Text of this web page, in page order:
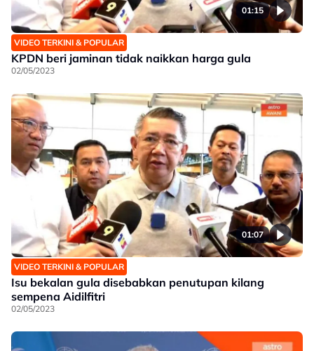
01:15
VIDEO TERKINI & POPULAR
KPDN beri jaminan tidak naikkan harga gula
02/05/2023
01:07
VIDEO TERKINI & POPULAR
Isu bekalan gula disebabkan penutupan kilang
sempena Aidilfitri
02/05/2023